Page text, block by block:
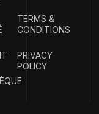
TERMS &
CONDITIONS
PRIVACY
POLICY